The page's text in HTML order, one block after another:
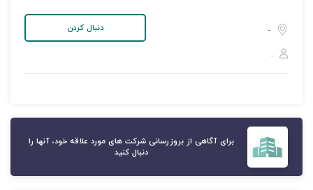
-
-
دنبال کردن
برای آگاهی از بروزرسانی شرکت های مورد علاقه خود، آنها را
دنبال کنید